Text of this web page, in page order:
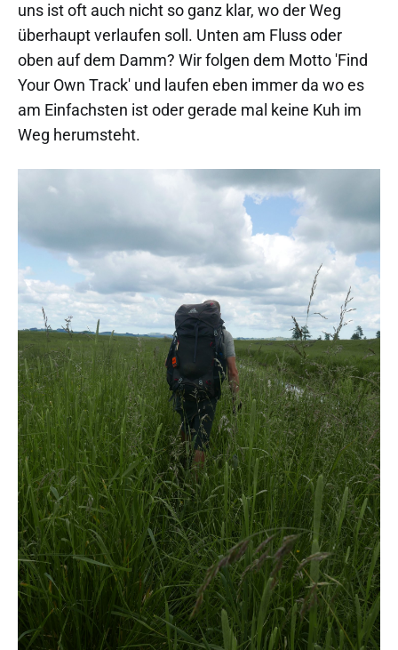
uns ist oft auch nicht so ganz klar, wo der Weg
überhaupt verlaufen soll. Unten am Fluss oder
oben auf dem Damm? Wir folgen dem Motto 'Find
Your Own Track' und laufen eben immer da wo es
am Einfachsten ist oder gerade mal keine Kuh im
Weg herumsteht.